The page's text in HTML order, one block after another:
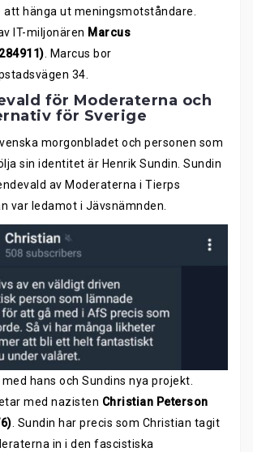
hänga ut meningsmotståndare.
IT-miljonären Marcus
. Marcus bor
34.
för Moderaterna och
för Sverige
morgonbladet och personen som
sin identitet är Henrik Sundin. Sundin
av Moderaterna i Tierps
var ledamot i Jävsnämnden.
hans och Sundins nya projekt.
med nazisten Christian Peterson
. Sundin har precis som Christian tagit
in i den fascistiska